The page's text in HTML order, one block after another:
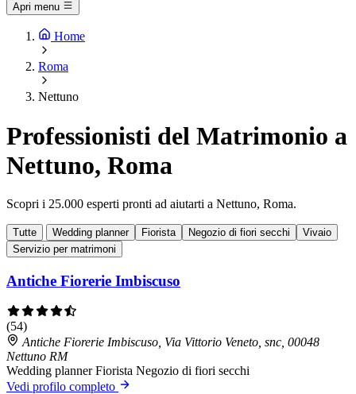
Apri menu
Home
Roma
Nettuno
Professionisti del Matrimonio a
Nettuno, Roma
Scopri i 25.000 esperti pronti ad aiutarti a Nettuno, Roma.
Tutte Wedding planner Fiorista Negozio di fiori secchi
Vivaio
Servizio per matrimoni
Antiche Fiorerie Imbiscuso
(54)
Antiche Fiorerie Imbiscuso, Via Vittorio Veneto, snc, 00048
Nettuno RM
Wedding plannerFiorista Negozio di fiori secchi
Vedi profilo completo